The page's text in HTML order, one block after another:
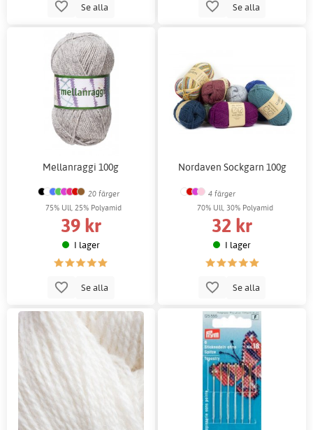
Se alla Se alla
Mellanraggi 100g
20 färger
75% Ull, 25% Polyamid
39 kr
I lager
Se alla
Nordaven Sockgarn 100g
4 färger
70% Ull, 30% Polyamid
32 kr
I lager
Se alla